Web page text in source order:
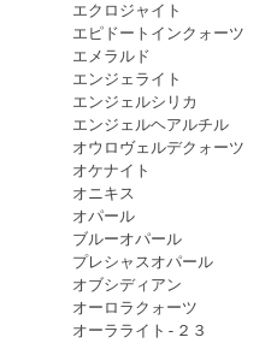
エクロジャイト
エピドートインクォーツ
エメラルド
エンジェライト
エンジェルシリカ
エンジェルヘアルチル
オウロヴェルデクォーツ
オケナイト
オニキス
オパール
ブルーオパール
プレシャスオパール
オブシディアン
オーロラクォーツ
オーラライト-２３